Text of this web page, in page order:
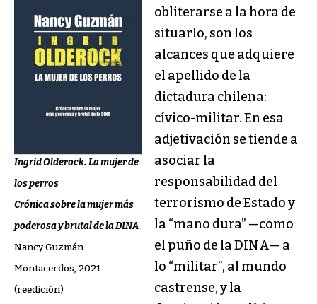
Ingrid Olderock. La mujer de
los perros
Crónica sobre la mujer más
poderosa y brutal de la DINA
Nancy Guzmán
Montacerdos, 2021
(reedición)
obliterarse a la hora de
situarlo, son los
alcances que adquiere
el apellido de la
dictadura chilena:
cívico-militar. En esa
adjetivación se tiende a
asociar la
responsabilidad del
terrorismo de Estado y
la “mano dura” —como
el puño de la DINA— a
lo “militar”, al mundo
castrense, y la